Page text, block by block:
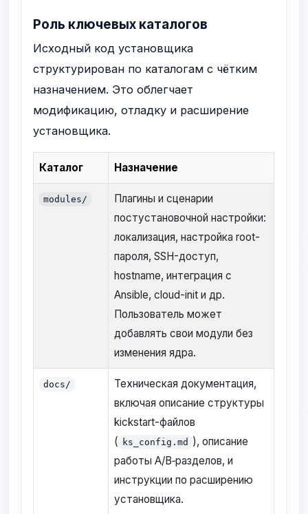
Роль ключевых каталогов
Исходный код установщика
структурирован по каталогам с чётким
назначением. Это облегчает
модификацию, отладку и расширение
установщика.
Каталог Назначение
modules/
Плагины и сценарии
постустановочной настройки:
локализация, настройка root-
пароля, SSH-доступ,
hostname, интеграция с
Ansible, cloud-init и др.
Пользователь может
добавлять свои модули без
изменения ядра.
docs/
Техническая документация,
включая описание структуры
kickstart-файлов
( ks_config.md ), описание
работы A/B‑разделов, и
инструкции по расширению
установщика.